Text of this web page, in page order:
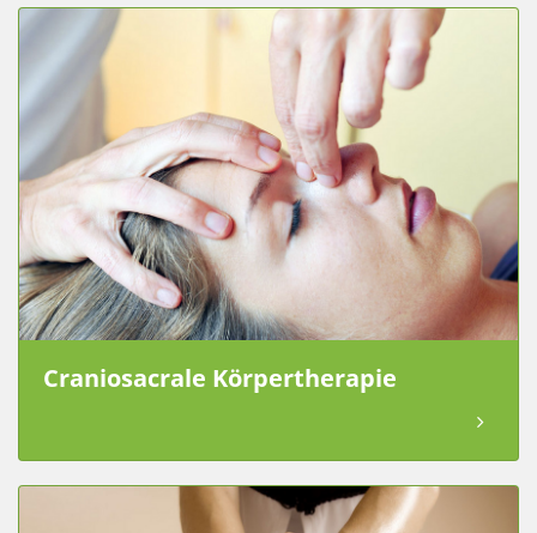
Craniosacrale Körpertherapie